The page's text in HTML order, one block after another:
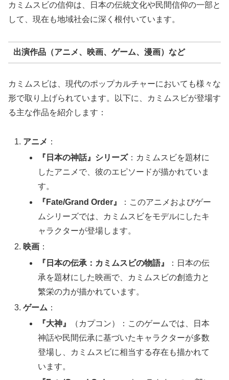
カミムスビの信仰は、日本の伝統文化や民間信仰の一部と
して、現在も地域社会に深く根付いています。
出演作品（アニメ、映画、ゲーム、漫画）など
カミムスビは、現代のポップカルチャーにおいても様々な
形で取り上げられています。以下に、カミムスビが登場す
る主な作品を紹介します：
アニメ ：
『日本の神話』シリーズ：カミムスビを題材に
したアニメで、彼のエピソードが描かれていま
す。
『Fate/Grand Order』
：このアニメおよびゲー
ムシリーズでは、カミムスビをモデルにしたキ
ャラクターが登場します。
映画 ：
『日本の伝承：カミムスビの物語』
：日本の伝
承を題材にした映画で、カミムスビの創造力と
繁栄の力が描かれています。
ゲーム ：
『大神』
（カプコン）：このゲームでは、日本
神話や民間伝承に基づいたキャラクターが多数
登場し、カミムスビに相当する存在も描かれて
います。